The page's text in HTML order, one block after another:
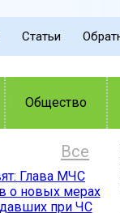
Статьи
Общество
Все